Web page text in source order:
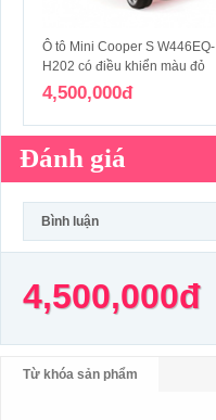
Ô tô Mini Cooper S W446EQ-
H202 có điều khiển màu đỏ
4,500,000đ
Đánh giá
Bình luận
4,500,000đ
Từ khóa sản phẩm